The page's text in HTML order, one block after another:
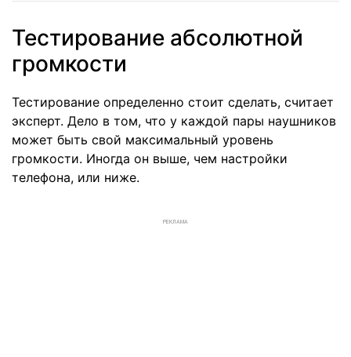
Тестирование абсолютной
громкости
Тестирование определенно стоит сделать, считает
эксперт. Дело в том, что у каждой пары наушников
может быть свой максимальный уровень
громкости. Иногда он выше, чем настройки
телефона, или ниже.
РЕКЛАМА